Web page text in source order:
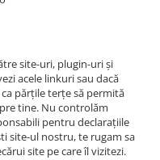
site-uri, plugin-uri și
acele linkuri sau dacă
părțile terțe să permită
tine. Nu controlăm
pentru declarațiile
site-ul nostru, te rugam sa
site pe care îl vizitezi.